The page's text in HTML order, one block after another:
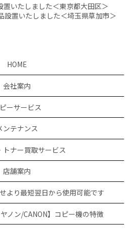
置いたしました＜東京都大田区＞
設置いたしました＜埼玉県草加市＞
HOME
会社案内
ーサービス
ンテナンス
トナー買取サービス
店舗案内
より最短翌日から使用可能です
ノン/CANON】コピー機の特徴